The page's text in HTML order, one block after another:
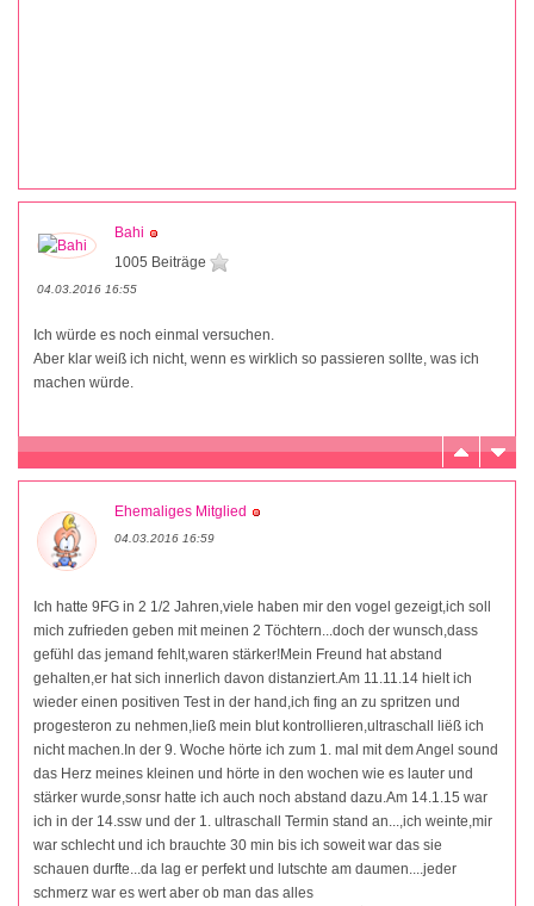
Bahi
1005 Beiträge
04.03.2016 16:55
Ich würde es noch einmal versuchen.
Aber klar weiß ich nicht, wenn es wirklich so passieren sollte, was ich
machen würde.
Ehemaliges Mitglied
04.03.2016 16:59
Ich hatte 9FG in 2 1/2 Jahren,viele haben mir den vogel gezeigt,ich soll
mich zufrieden geben mit meinen 2 Töchtern...doch der wunsch,dass
gefühl das jemand fehlt,waren stärker!Mein Freund hat abstand
gehalten,er hat sich innerlich davon distanziert.Am 11.11.14 hielt ich
wieder einen positiven Test in der hand,ich fing an zu spritzen und
progesteron zu nehmen,ließ mein blut kontrollieren,ultraschall liëß ich
nicht machen.In der 9. Woche hörte ich zum 1. mal mit dem Angel sound
das Herz meines kleinen und hörte in den wochen wie es lauter und
stärker wurde,sonsr hatte ich auch noch abstand dazu.Am 14.1.15 war
ich in der 14.ssw und der 1. ultraschall Termin stand an...,ich weinte,mir
war schlecht und ich brauchte 30 min bis ich soweit war das sie
schauen durfte...da lag er perfekt und lutschte am daumen....jeder
schmerz war es wert aber ob man das alles